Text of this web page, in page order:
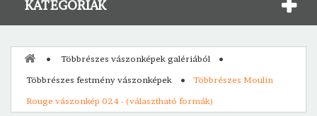
KATEGÓRIÁK
Többrészes vászonképek galériából
Többrészes festmény vászonképek
Többrészes Moulin
Rouge vászonkép 024 - (választható formák)